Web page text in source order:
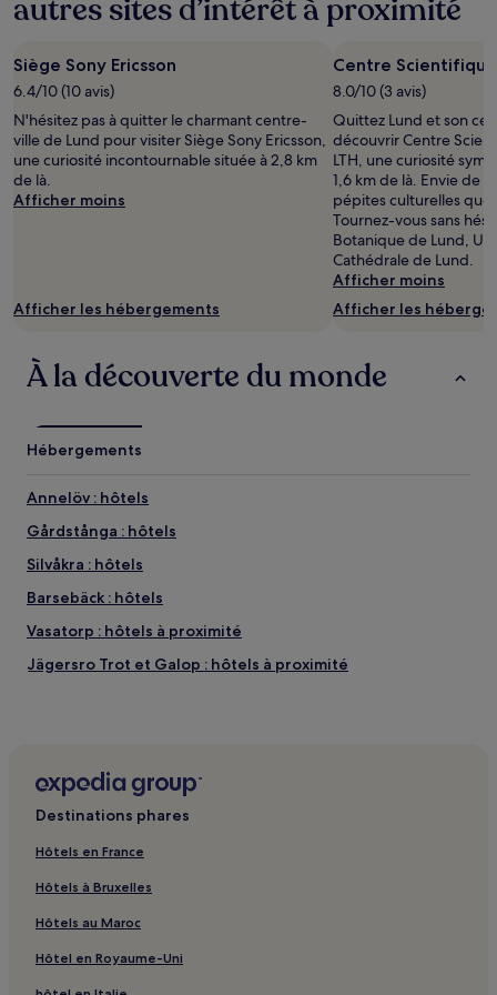
autres sites d’intérêt à proximité
Siège Sony Ericsson
6.4/10 (10 avis)
N'hésitez pas à quitter le charmant centre-
ville de Lund pour visiter Siège Sony Ericsson,
une curiosité incontournable située à 2,8 km
de là.
Afficher moins
Afficher les hébergements
Centre
8.0/10 (3 avis)
Quittez Lund et son
découvrir Centre
LTH, une curiosité
1,6 km de là. Envie de
pépites culturelles que
Tournez-vous sans
Botanique de Lund,
Cathédrale de Lund.
Afficher moins
Afficher les
À la découverte du monde
Hébergements
Annelöv : hôtels
Gårdstånga : hôtels
Silvåkra : hôtels
Barsebäck : hôtels
Vasatorp : hôtels à proximité
Jägersro Trot et Galop : hôtels à proximité
Musée du jouet d'Eslöv : hôtels à proximité
Gamla staden : hôtels Hôtels familiaux
Löddeköpinge : hôtels
Landskrona : hôtels Hôtels avec parking
Lund : hôtels Hôtels avec parking
Lund : hôtels Hôtels avec centre de fitness
Destinations phares
Hôtels en France
Hôtels à Bruxelles
Hôtels au Maroc
Hôtel en Royaume-Uni